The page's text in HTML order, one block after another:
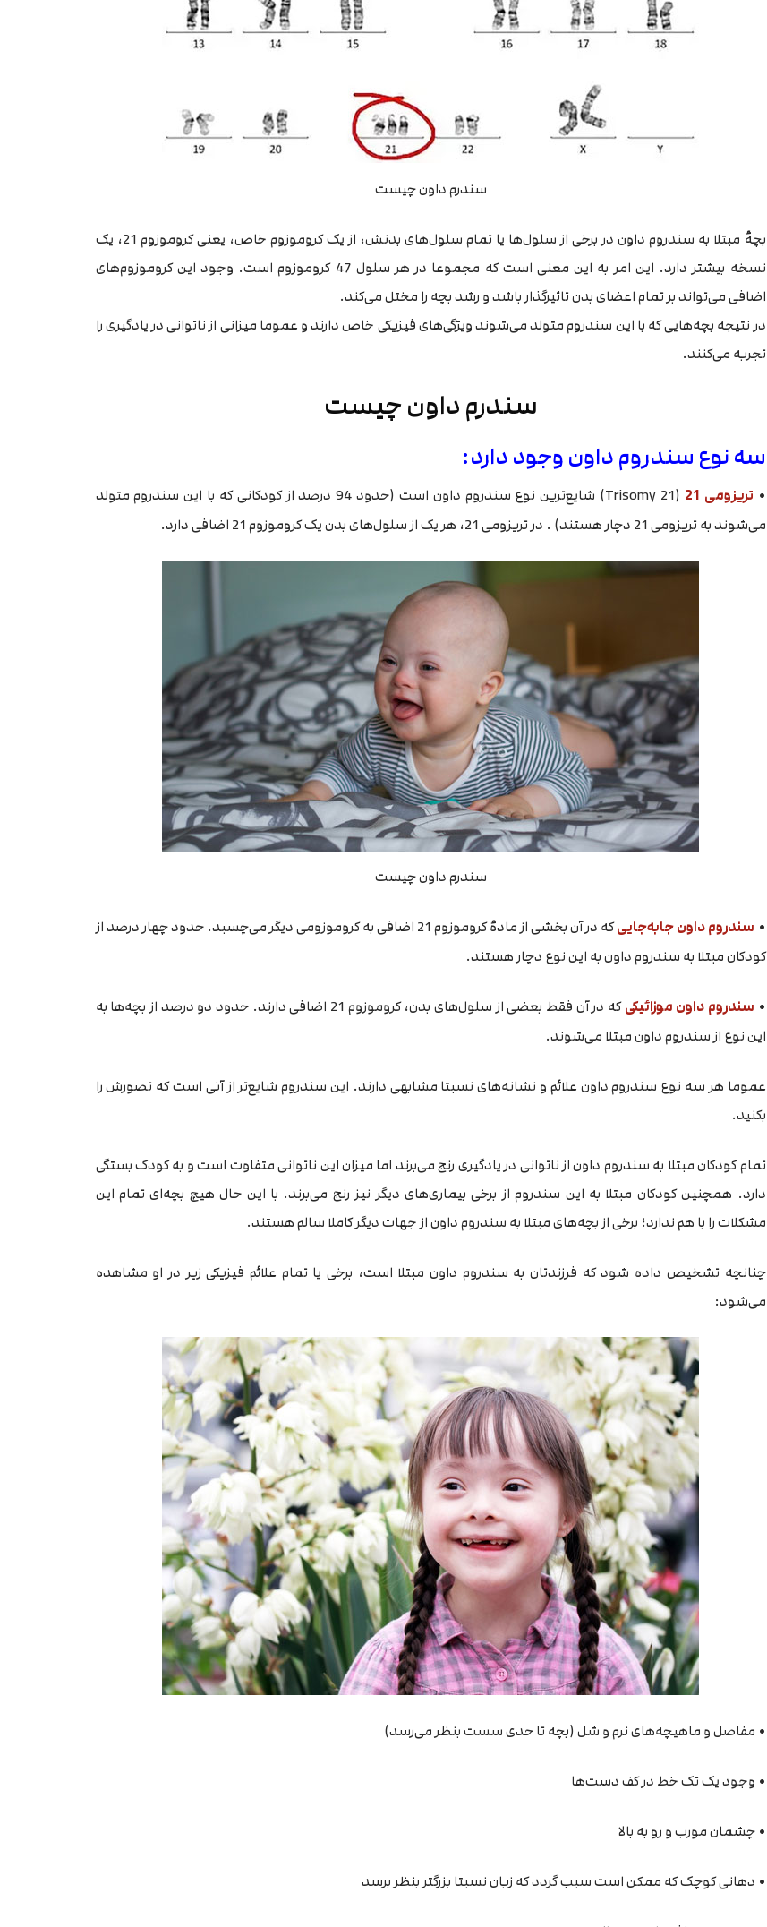
سندرم داون چیست
بچۀ مبتلا به سندروم داون در برخی از سلول‌ها یا تمام سلول‌های بدنش، از یک کروموزوم خاص، یعنی کروموزوم 21، یک
نسخه بیشتر دارد. این امر به این معنی است که مجموعا در هر سلول 47 کروموزوم است. وجود این کروموزوم‌های
اضافی می‌تواند بر تمام اعضای بدن تاثیرگذار باشد و رشد بچه را مختل می‌کند.
در نتیجه بچه‌هایی که با این سندروم متولد می‌شوند ویژگی‌های فیزیکی خاص دارند و عموما میزانی از ناتوانی در یادگیری را
تجربه می‌کنند.
سندرم داون چیست
سه نوع سندروم داون وجود دارد:
• تریزومی 21
(Trisomy 21) شایع‌ترین نوع سندروم داون است (حدود 94 درصد از کودکانی که با این سندروم متولد
می‌شوند به تریزومی 21 دچار هستند) . در تریزومی 21، هر یک از سلول‌های بدن یک کروموزوم 21 اضافی دارد.
سندرم داون چیست
• سندروم داون جابه‌جایی
که در آن بخشی از مادۀ کروموزوم 21 اضافی به کروموزومی دیگر می‌چسبد. حدود چهار درصد از
کودکان مبتلا به سندروم داون به این نوع دچار هستند.
• سندروم داون موزائیکی
که در آن فقط بعضی از سلول‌های بدن، کروموزوم 21 اضافی دارند. حدود دو درصد از بچه‌ها به
این نوع از سندروم داون مبتلا می‌شوند.
عموما هر سه نوع سندروم داون علائم و نشانه‌های نسبتا مشابهی دارند. این سندروم شایع‌تر از آنی است که تصورش را
بکنید.
تمام کودکان مبتلا به سندروم داون از ناتوانی در یادگیری رنج می‌برند اما میزان این ناتوانی متفاوت است و به کودک بستگی
دارد. همچنین کودکان مبتلا به این سندروم از برخی بیماری‌های دیگر نیز رنج می‌برند. با این حال هیچ بچه‌ای تمام این
مشکلات را با هم ندارد؛ برخی از بچه‌های مبتلا به سندروم داون از جهات دیگر کاملا سالم هستند.
چنانچه تشخیص داده شود که فرزندتان به سندروم داون مبتلا است، برخی یا تمام علائم فیزیکی زیر در او مشاهده
می‌شود:
• مفاصل و ماهیچه‌های نرم و شل (بچه تا حدی سست بنظر می‌رسد)
• وجود یک تک خط در کف دست‌ها
• چشمان مورب و رو به بالا
• دهانی کوچک که ممکن است سبب گردد که زبان نسبتا بزرگتر بنظر برسد